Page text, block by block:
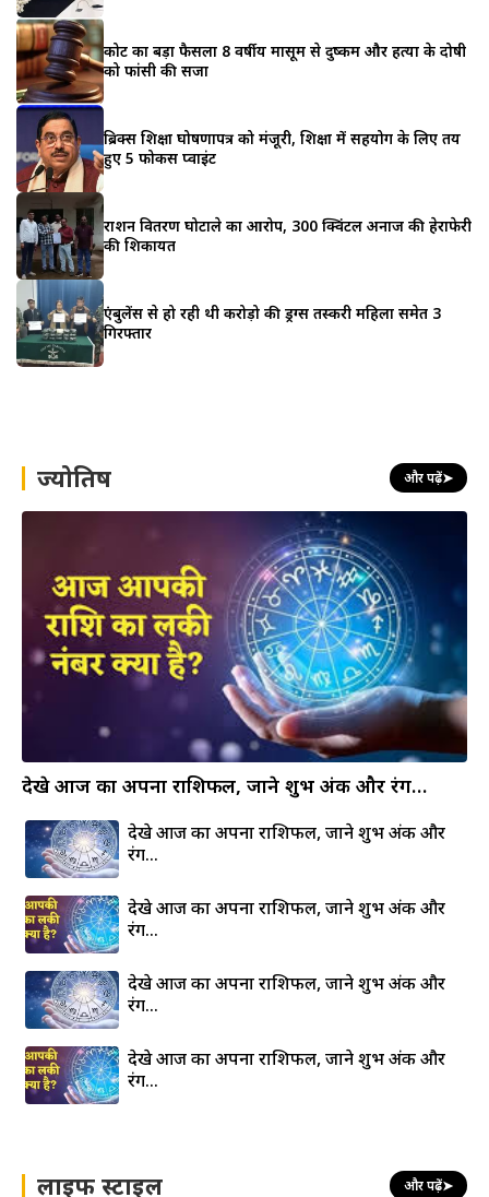
कोर्ट का बड़ा फैसला 8 वर्षीय मासूम से दुष्कर्म और हत्या के दोषी
को फांसी की सजा
ब्रिक्स शिक्षा घोषणापत्र को मंजूरी, शिक्षा में सहयोग के लिए तय
हुए 5 फोकस प्वाइंट
राशन वितरण घोटाले का आरोप, 300 क्विंटल अनाज की हेराफेरी
की शिकायत
एंबुलेंस से हो रही थी करोड़ो की ड्रग्स तस्करी महिला समेत 3
गिरफ्तार
ज्योतिष और पढ़ें➤
देखे आज का अपना राशिफल, जाने शुभ अंक और रंग…
देखे आज का अपना राशिफल, जाने शुभ अंक और
रंग…
देखे आज का अपना राशिफल, जाने शुभ अंक और
रंग…
देखे आज का अपना राशिफल, जाने शुभ अंक और
रंग…
देखे आज का अपना राशिफल, जाने शुभ अंक और
रंग…
लाइफ स्टाइल और पढ़ें➤